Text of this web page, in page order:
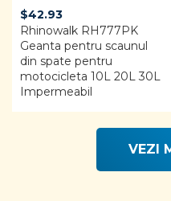
$42.93
Rhinowalk RH777PK
Geanta pentru scaunul
din spate pentru
motocicleta 10L 20L 30L
Impermeabil
VEZI